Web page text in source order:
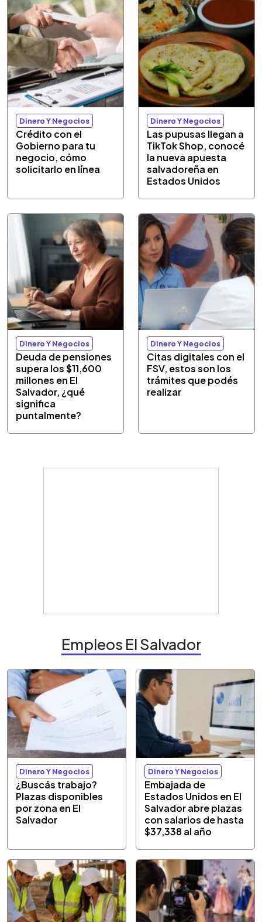
Dinero Y Negocios
Crédito con el
Gobierno para tu
negocio, cómo
solicitarlo en línea
Dinero Y Negocios
Las pupusas llegan a
TikTok Shop, conocé
la nueva apuesta
salvadoreña en
Estados Unidos
Dinero Y Negocios
Deuda de pensiones
supera los $11,600
millones en El
Salvador, ¿qué
significa
puntalmente?
Dinero Y Negocios
Citas digitales con el
FSV, estos son los
trámites que podés
realizar
Empleos El Salvador
Dinero Y Negocios
¿Buscás trabajo?
Plazas disponibles
por zona en El
Salvador
Dinero Y Negocios
Embajada de
Estados Unidos en El
Salvador abre plazas
con salarios de hasta
$37,338 al año